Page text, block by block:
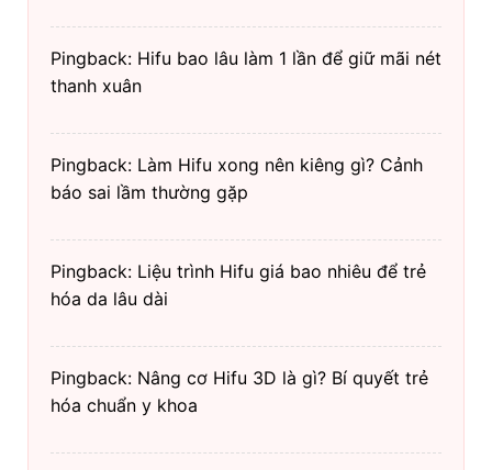
Pingback: Hifu bao lâu làm 1 lần để giữ mãi nét
thanh xuân
Pingback: Làm Hifu xong nên kiêng gì? Cảnh
báo sai lầm thường gặp
Pingback: Liệu trình Hifu giá bao nhiêu để trẻ
hóa da lâu dài
Pingback: Nâng cơ Hifu 3D là gì? Bí quyết trẻ
hóa chuẩn y khoa